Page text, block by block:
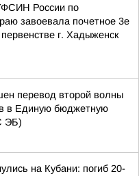
России по
завоевала почетное 3е
г. Хадыженск
перевод второй волны
в Единую бюджетную
ЭБ)
на Кубани: погиб 20-